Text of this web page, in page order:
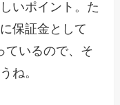
いポイント。た
保証金として
ているので、そ
ね。